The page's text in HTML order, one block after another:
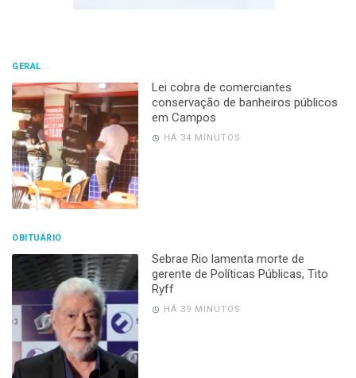
GERAL
Lei cobra de comerciantes
conservação de banheiros públicos
em Campos
HÁ 34 MINUTOS
OBITUÁRIO
Sebrae Rio lamenta morte de
gerente de Políticas Públicas, Tito
Ryff
HÁ 39 MINUTOS